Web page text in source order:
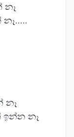
නෑ
නෑ
ඉන්න නෑ